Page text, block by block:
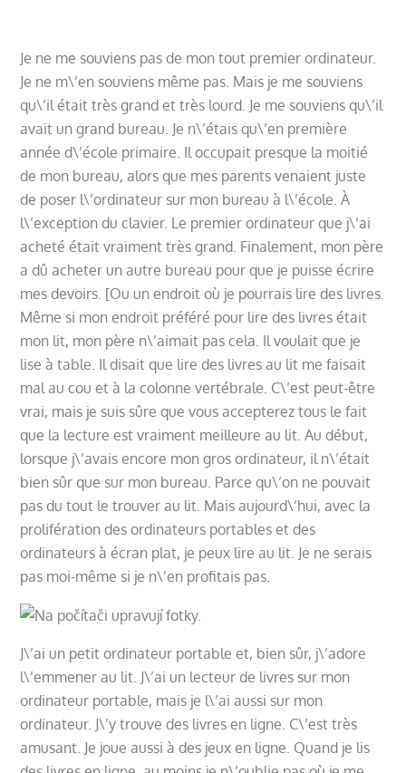
Je ne me souviens pas de mon tout premier ordinateur.
Je ne m\’en souviens même pas. Mais je me souviens
qu\’il était très grand et très lourd. Je me souviens qu\’il
avait un grand bureau. Je n\’étais qu\’en première
année d\’école primaire. Il occupait presque la moitié
de mon bureau, alors que mes parents venaient juste
de poser l\’ordinateur sur mon bureau à l\’école. À
l\’exception du clavier. Le premier ordinateur que j\’ai
acheté était vraiment très grand. Finalement, mon père
a dû acheter un autre bureau pour que je puisse écrire
mes devoirs. [Ou un endroit où je pourrais lire des livres.
Même si mon endroit préféré pour lire des livres était
mon lit, mon père n\’aimait pas cela. Il voulait que je
lise à table. Il disait que lire des livres au lit me faisait
mal au cou et à la colonne vertébrale. C\’est peut-être
vrai, mais je suis sûre que vous accepterez tous le fait
que la lecture est vraiment meilleure au lit. Au début,
lorsque j\’avais encore mon gros ordinateur, il n\’était
bien sûr que sur mon bureau. Parce qu\’on ne pouvait
pas du tout le trouver au lit. Mais aujourd\’hui, avec la
prolifération des ordinateurs portables et des
ordinateurs à écran plat, je peux lire au lit. Je ne serais
pas moi-même si je n\’en profitais pas.
J\’ai un petit ordinateur portable et, bien sûr, j\’adore
l\’emmener au lit. J\’ai un lecteur de livres sur mon
ordinateur portable, mais je l\’ai aussi sur mon
ordinateur. J\’y trouve des livres en ligne. C\’est très
amusant. Je joue aussi à des jeux en ligne. Quand je lis